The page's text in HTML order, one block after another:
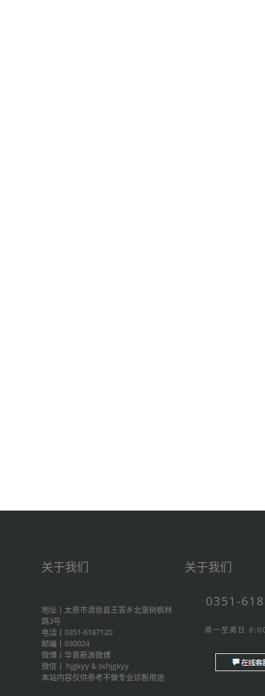
关于我们
地址丨太原市清徐县王答乡北录树枫林
路3号
电话丨0351-6187120
邮编丨030024
微博丨 华晋新浪微博
微信丨 hjgkyy & sxhjgkyy
本站内容仅供参考不做专业诊断用途
关于我们
0351-
周一至周日